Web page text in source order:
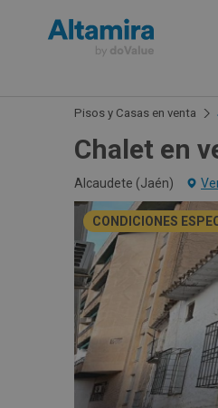
Pisos y Casas en venta
Chalet en
Alcaudete (Jaén)
CONDICIONES